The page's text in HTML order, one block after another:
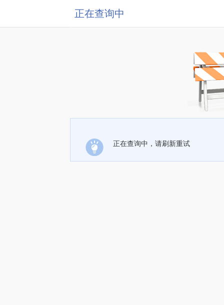
正在查询中
正在查询中，请刷新重试